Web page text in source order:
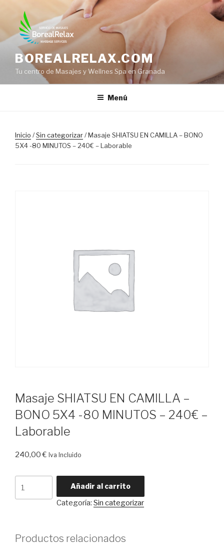
contenido
BOREALRELAX.COM
Tu centro de Masajes y Wellnes Spa en Granada
Menú
Inicio /Sin categorizar/ Masaje SHIATSU EN CAMILLA – BONO
5X4 -80 MINUTOS – 240€ – Laborable
Masaje SHIATSU EN CAMILLA –
BONO 5X4 -80 MINUTOS – 240€ –
Laborable
240,00€ Iva Incluido
BONO
Añadir al carrito
Categoría: Sin categorizar
Productos relacionados